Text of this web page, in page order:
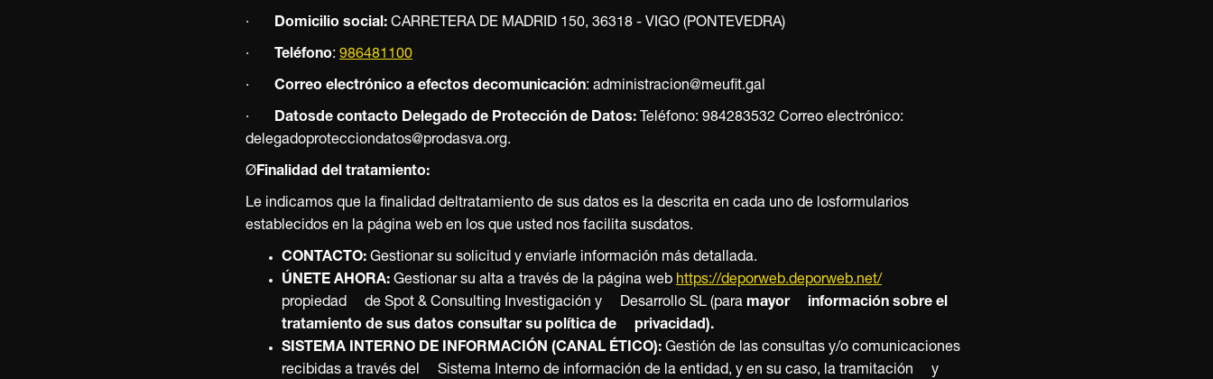
· Domicilio social: CARRETERA DE MADRID 150, 36318 - VIGO (PONTEVEDRA)
· Teléfono: 986481100
· Correo electrónico a efectos decomunicación: administracion@meufit.gal
· Datosde contacto Delegado de Protección de Datos: Teléfono: 984283532 Correo electrónico:
delegadoprotecciondatos@prodasva.org.
ØFinalidad del tratamiento:
Le indicamos que la finalidad deltratamiento de sus datos es la descrita en cada uno de losformularios
establecidos en la página web en los que usted nos facilita susdatos.
CONTACTO: Gestionar su solicitud y enviarle información más detallada.
ÚNETE AHORA: Gestionar su alta a través de la página web https://deporweb.deporweb.net/
propiedad de Spot & Consulting Investigación y Desarrollo SL (para mayor información sobre el
tratamiento de sus datos consultar su política de privacidad).
SISTEMA INTERNO DE INFORMACIÓN (CANAL ÉTICO): Gestión de las consultas y/o comunicaciones
recibidas a través del Sistema Interno de información de la entidad, y en su caso, la tramitación y